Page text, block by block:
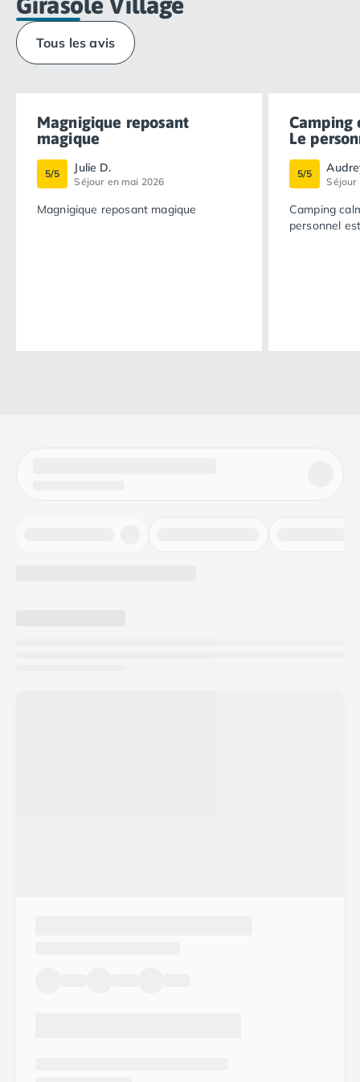
Tous les avis
Magnigique reposant
magique
5/5 Julie D.
Séjour en mai 2026
Magnigique reposant magique
Camping
Le
5/5
Séjour
Camping
personnel